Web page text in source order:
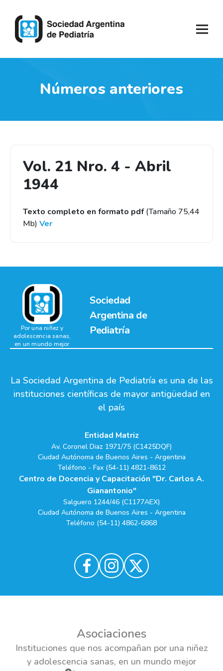
Números anteriores
Vol. 21 Nro. 4 - Abril
1944
Texto completo en formato pdf(Tamaño 75,44
Mb) Ver
Sociedad
Argentina de
Pediatría
Por una niñez y
adolescencia sanas,
en un mundo mejor
La Sociedad Argentina de Pediatría es una de las
instituciones científicas de mayor antigüedad en
el país
Entidad Matriz
Av. Coronel Diaz 1971/75 (C1425DQF)
Ciudad Autónoma de Buenos Aires - Argentina
Teléfono - Fax (54-11) 4821-8612
Centro de Docencia y Capacitación "Dr. Carlos A.
Gianantonio"
Salguero 1244/46 (C1177AEX)
Ciudad Autónoma de Buenos Aires - Argentina
Teléfono (54-11) 4862-6868
Asociaciones
Instituciones que nos acompañan por una niñez
y adolescencia sanas, en un mundo mejor